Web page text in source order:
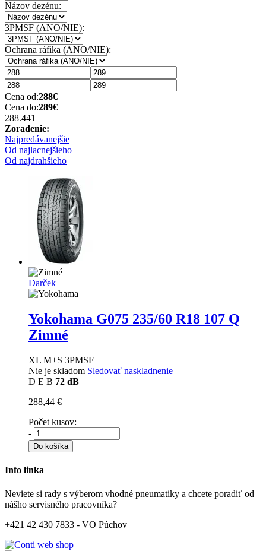
Názov dezénu:
3PMSF (ANO/NIE):
Ochrana ráfika (ANO/NIE):
Cena od:288€
Cena do:289€
288.441
Zoradenie:
Najpredávanejšie
Od najlacnejšieho
Od najdrahšieho
Darček
Yokohama G075 235/60 R18 107 Q
Zimné
XL M+S 3PMSF
Nie je skladom Sledovať naskladnenie
D E B 72 dB
288,44 €
Počet kusov:
-
+
Do košíka
Info linka
Neviete si rady s výberom vhodné pneumatiky a chcete poradiť od
nášho servisného pracovníka?
+421 42 430 7833 - VO Púchov